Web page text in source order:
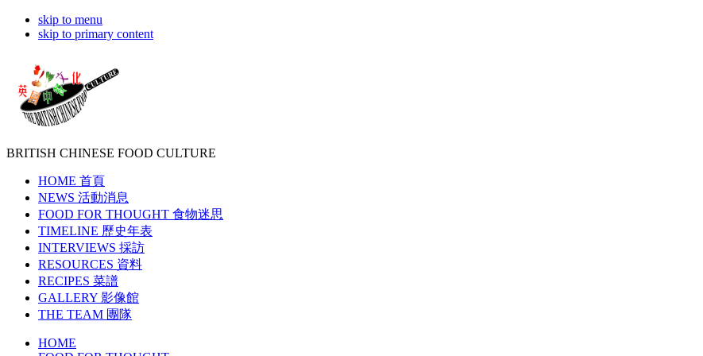
skip to menu
skip to primary content
BRITISH CHINESE FOOD CULTURE
HOME 首頁
NEWS 活動消息
FOOD FOR THOUGHT 食物迷思
TIMELINE 歷史年表
INTERVIEWS 採訪
RESOURCES 資料
RECIPES 菜譜
GALLERY 影像館
THE TEAM 團隊
HOME